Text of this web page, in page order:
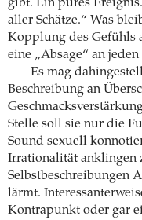
gibt. Ein pures
aller Schätze.“ Was
Kopplung des Gefühls
eine „Absage“ an
Es mag
Beschreibung an
Stelle soll sie nur die
Sound sexuell
Irrationalität anklingen
Selbstbeschreibungen
lärmt.
Kontrapunkt oder gar